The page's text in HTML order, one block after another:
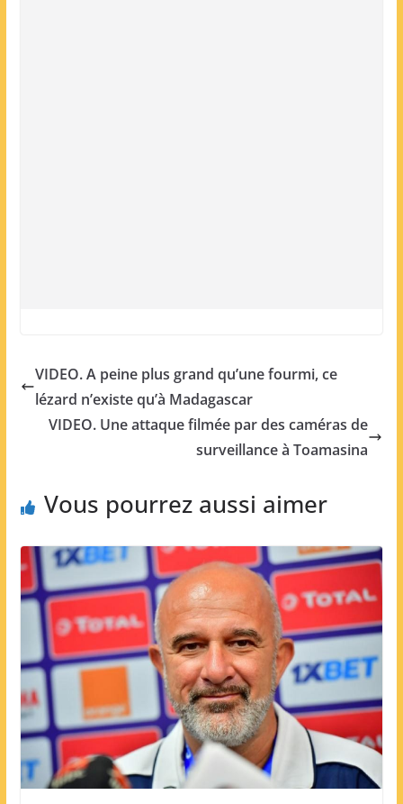
VIDEO. A peine plus grand qu’une fourmi, ce
lézard n’existe qu’à Madagascar
VIDEO. Une attaque filmée par des caméras de
surveillance à Toamasina
Vous pourrez aussi aimer